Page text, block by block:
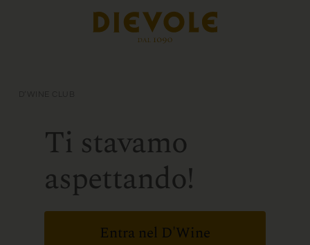
Ti stavamo
aspettando!
Entra nel D'Wine